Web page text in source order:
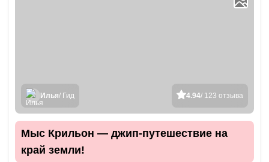
4.94/ 123 отзыва
Илья/ Гид
Мыс Крильон — джип-путешествие на
край земли!